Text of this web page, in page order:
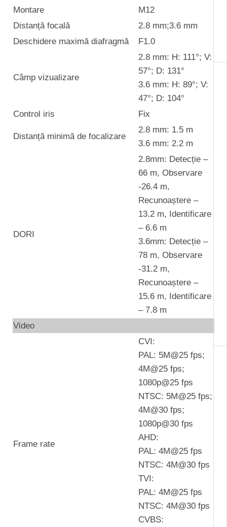
Montare
M12
Distanță focală
2.8 mm;3.6 mm
Deschidere maximă diafragmă
F1.0
Câmp vizualizare
2.8 mm: H: 111°; V:
57°; D: 131°
3.6 mm: H: 89°; V:
47°; D: 104°
Control iris
Fix
Distanță minimă de focalizare
2.8 mm: 1.5 m
3.6 mm: 2.2 m
DORI
2.8mm: Detecție –
66 m, Observare
-26.4 m,
Recunoaștere –
13.2 m, Identificare
– 6.6 m
3.6mm: Detecție –
78 m, Observare
-31.2 m,
Recunoaștere –
15.6 m, Identificare
– 7.8 m
Video
Frame rate
CVI:
PAL: 5M@25 fps;
4M@25 fps;
1080p@25 fps
NTSC: 5M@25 fps;
4M@30 fps;
1080p@30 fps
AHD:
PAL: 4M@25 fps
NTSC: 4M@30 fps
TVI:
PAL: 4M@25 fps
NTSC: 4M@30 fps
CVBS: